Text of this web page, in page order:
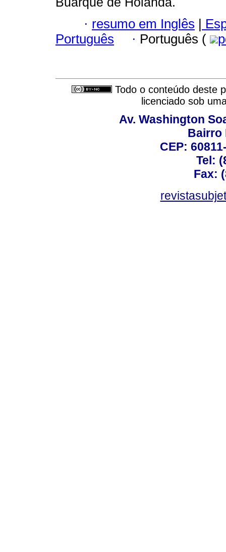
· resumo em Inglês |
Português
· Português (
Todo o conteúdo deste
licenciado sob
Av. Washington
Bairro
CEP:
Tel:
Fax: